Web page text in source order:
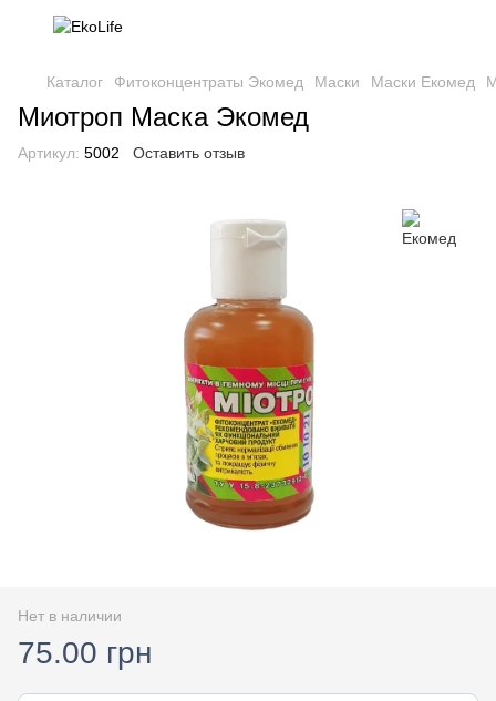
Каталог Фитоконцентраты Экомед Маски Маски Екомед
Миотроп Маска Экомед
Артикул: 5002 Оставить отзыв
Нет в наличии
75.00 грн